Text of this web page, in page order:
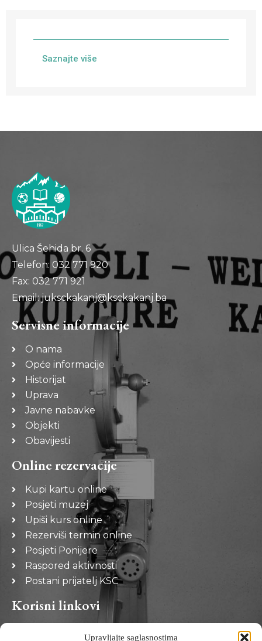
Upravljajte saglasnostima
Saznajte više
Ulica Šehida br. 6
Telefon: 032 771 920
Fax: 032 771 921
Email: juksckakanj@ksckakanj.ba
Servisne informacije
O nama
Opće informacije
Historijat
Uprava
Javne nabavke
Objekti
Obavijesti
Online rezervacije
Kupi kartu online
Posjeti muzej
Upiši kurs online
Rezerviši termin online
Posjeti Ponijere
Raspored aktivnosti
Postani prijatelj KSC
Korisni linkovi